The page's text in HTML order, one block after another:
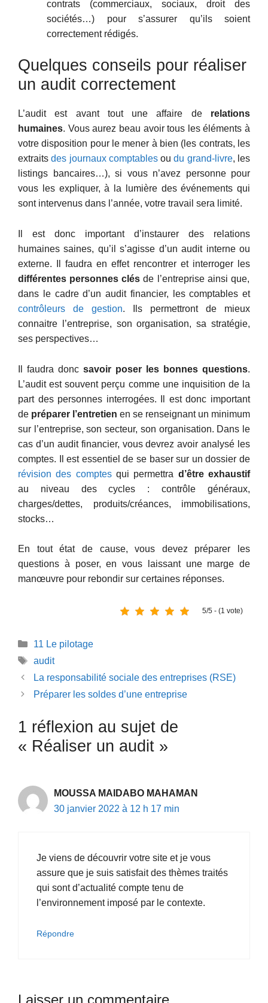
contrats (commerciaux, sociaux, droit des
sociétés…) pour s’assurer qu’ils soient
correctement rédigés.
Quelques conseils pour réaliser
un audit correctement
L’audit est avant tout une affaire de relations
humaines. Vous aurez beau avoir tous les éléments à
votre disposition pour le mener à bien (les contrats, les
extraitsdes journaux comptablesoudu grand-livre, les
listings bancaires…), si vous n’avez personne pour
vous les expliquer, à la lumière des événements qui
sont intervenus dans l’année, votre travail sera limité.
Il est donc important d’instaurer des relations
humaines saines, qu’il s’agisse d’un audit interne ou
externe. Il faudra en effet rencontrer et interroger les
différentes personnes clés de l’entreprise ainsi que,
dans le cadre d’un audit financier, les comptables et
contrôleurs de gestion. Ils permettront de mieux
connaitre l’entreprise, son organisation, sa stratégie,
ses perspectives…
Il faudra donc savoir poser les bonnes questions.
L’audit est souvent perçu comme une inquisition de la
part des personnes interrogées. Il est donc important
de préparer l’entretien en se renseignant un minimum
sur l’entreprise, son secteur, son organisation. Dans le
cas d’un audit financier, vous devrez avoir analysé les
comptes. Il est essentiel de se baser sur un dossier de
révision des comptesqui permettra d’être exhaustif
au niveau des cycles : contrôle généraux,
charges/dettes, produits/créances, immobilisations,
stocks…
En tout état de cause, vous devez préparer les
questions à poser, en vous laissant une marge de
manœuvre pour rebondir sur certaines réponses.
5/5 - (1 vote)
Catégories
11 Le pilotage
Étiquettes
audit
La responsabilité sociale des entreprises (RSE)
Préparer les soldes d’une entreprise
1 réflexion au sujet de
« Réaliser un audit »
MOUSSA MAIDABO MAHAMAN
30 janvier 2022 à 12 h 17 min
Je viens de découvrir votre site et je vous
assure que je suis satisfait des thèmes traités
qui sont d’actualité compte tenu de
l’environnement imposé par le contexte.
Répondre
Laisser un commentaire